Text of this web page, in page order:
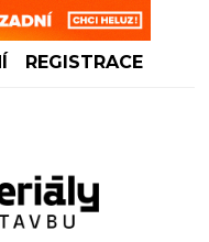
REGISTRACE